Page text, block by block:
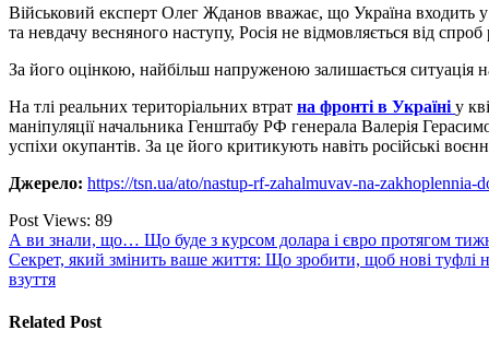
Військовий експерт Олег Жданов вважає, що Україна входить у
та невдачу весняного наступу, Росія не відмовляється від
За його оцінкою, найбільш напруженою залишається ситуація
На тлі реальних територіальних втрат на фронті в Україні у
маніпуляції начальника Генштабу РФ генерала Валерія
успіхи окупантів. За це його критикують навіть російські
Джерело: https://tsn.ua/ato/nastup-rf-zahalmuvav-na-
Post Views: 89
Навігація
записів
А ви знали, що… Що буде з курсом долара і євро протягом
Секрет, який змінить ваше життя: Що зробити, щоб нові туфлі
взуття
Related Post